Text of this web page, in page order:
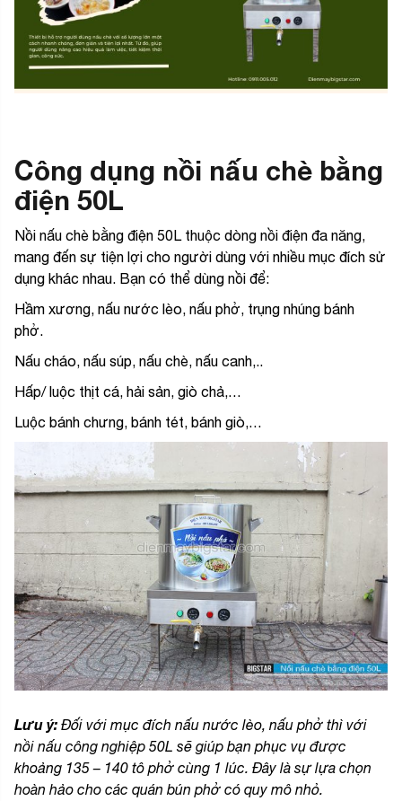
Công dụng nồi nấu chè bằng
điện 50L
Nồi nấu chè bằng điện 50L thuộc dòng nồi điện đa năng,
mang đến sự tiện lợi cho người dùng với nhiều mục đích sử
dụng khác nhau. Bạn có thể dùng nồi để:
Hầm xương, nấu nước lèo, nấu phở, trụng nhúng bánh
phở.
Nấu cháo, nấu súp, nấu chè, nấu canh,..
Hấp/ luộc thịt cá, hải sản, giò chả,…
Luộc bánh chưng, bánh tét, bánh giò,…
Lưu ý: Đối với mục đích nấu nước lèo, nấu phở thì với
nồi nấu công nghiệp 50L sẽ giúp bạn phục vụ được
khoảng 135 – 140 tô phở cùng 1 lúc. Đây là sự lựa chọn
hoàn hảo cho các quán bún phở có quy mô nhỏ.